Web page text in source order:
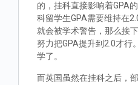
的，挂科直接影响着GPA
科留学生GPA需要维持在
就会被学术警告，那么接
努力把GPA提升到2.0才行
学了。
而英国虽然在挂科之后，